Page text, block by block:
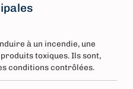
à un incendie, une
toxiques. Ils sont,
conditions contrôlées.